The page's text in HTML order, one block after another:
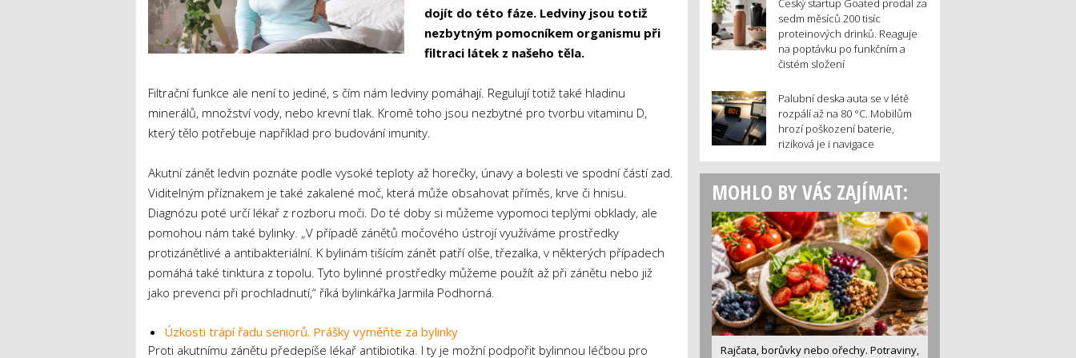
dojít do této fáze. Ledviny jsou totiž
nezbytným pomocníkem organismu při
filtraci látek z našeho těla.
Filtrační funkce ale není to jediné, s čím nám ledviny pomáhají. Regulují totiž také hladinu
minerálů, množství vody, nebo krevní tlak. Kromě toho jsou nezbytné pro tvorbu vitaminu D,
který tělo potřebuje například pro budování imunity.
Akutní zánět ledvin poznáte podle vysoké teploty až horečky, únavy a bolesti ve spodní částí zad.
Viditelným příznakem je také zakalené moč, která může obsahovat příměs, krve či hnisu.
Diagnózu poté určí lékař z rozboru moči. Do té doby si můžeme vypomoci teplými obklady, ale
pomohou nám také bylinky. „V případě zánětů močového ústrojí využíváme prostředky
protizánětlivé a antibakteriální. K bylinám tišícím zánět patří olše, třezalka, v některých případech
pomáhá také tinktura z topolu. Tyto bylinné prostředky můžeme použít až při zánětu nebo již
jako prevenci při prochladnutí,“ říká bylinkářka Jarmila Podhorná.
Úzkosti trápí řadu seniorů. Prášky vyměňte za bylinky
Proti akutnímu zánětu předepíše lékař antibiotika. I ty je možní podpořit bylinnou léčbou pro
Český startup Goated prodal za
sedm měsíců 200 tisíc
proteinových drinků. Reaguje
na poptávku po funkčním a
čistém složení
Palubní deska auta se v létě
rozpálí až na 80 °C. Mobilům
hrozí poškození baterie,
riziková je i navigace
MOHLO BY VÁS ZAJÍMAT:
Rajčata, borůvky nebo ořechy. Potraviny,